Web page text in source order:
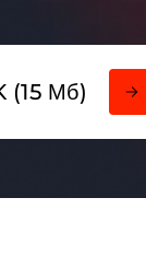
(15 Мб)